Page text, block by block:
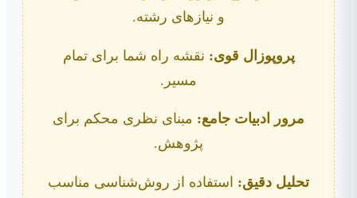
و نیازهای رشته.
پروپوزال قوی: نقشه راه شما برای تمام
مسیر.
مرور ادبیات جامع: مبنای نظری محکم برای
پژوهش.
تحلیل دقیق: استفاده از روش‌شناسی مناسب